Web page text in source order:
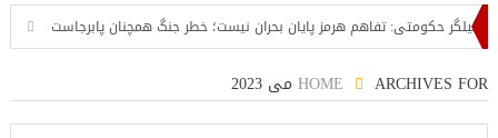
حکومتی: تفاهم هرمز پایان بحران نیست؛ خطر جنگ همچنان پابرجاست ایران؛
HOME ARCHIVES FOR می 2023